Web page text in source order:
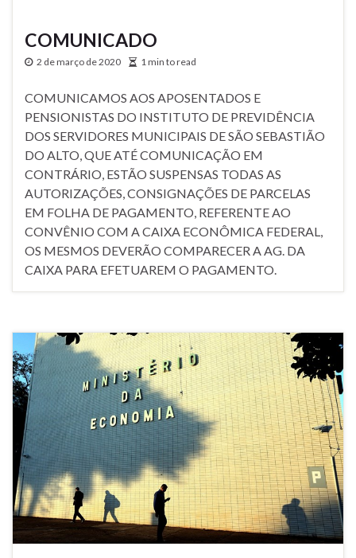
COMUNICADO
2 de março de 2020 1 min to read
COMUNICAMOS AOS APOSENTADOS E
PENSIONISTAS DO INSTITUTO DE PREVIDÊNCIA
DOS SERVIDORES MUNICIPAIS DE SÃO SEBASTIÃO
DO ALTO, QUE ATÉ COMUNICAÇÃO EM
CONTRÁRIO, ESTÃO SUSPENSAS TODAS AS
AUTORIZAÇÕES, CONSIGNAÇÕES DE PARCELAS
EM FOLHA DE PAGAMENTO, REFERENTE AO
CONVÊNIO COM A CAIXA ECONÔMICA FEDERAL,
OS MESMOS DEVERÃO COMPARECER A AG. DA
CAIXA PARA EFETUAREM O PAGAMENTO.